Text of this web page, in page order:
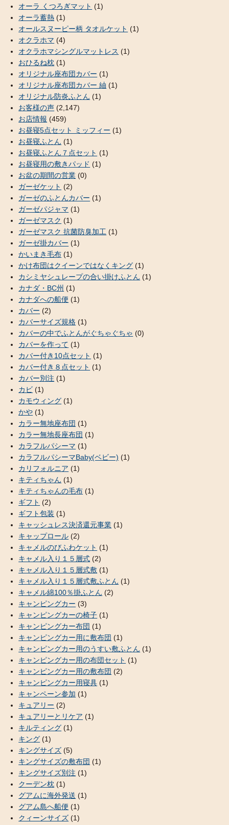
オーラ くつろぎマット (1)
オーラ蓄熱 (1)
オールスヌーピー柄 タオルケット (1)
オクラホマ (4)
オクラホマシングルマットレス (1)
おひるね枕 (1)
オリジナル座布団カバー (1)
オリジナル座布団カバー 紬 (1)
オリジナル防炎ふとん (1)
お客様の声 (2,147)
お店情報 (459)
お昼寝5点セット ミッフィー (1)
お昼寝ふとん (1)
お昼寝ふとん７点セット (1)
お昼寝用の敷きパッド (1)
お盆の期間の営業 (0)
ガーゼケット (2)
ガーゼのふとんカバー (1)
ガーゼパジャマ (1)
ガーゼマスク (1)
ガーゼマスク 抗菌防臭加工 (1)
ガーゼ掛カバー (1)
かいまき毛布 (1)
かけ布団はクイーンではなくキング (1)
カシミヤシュレープの合い掛けふとん (1)
カナダ・BC州 (1)
カナダへの船便 (1)
カバー (2)
カバーサイズ規格 (1)
カバーの中でふとんがぐちゃぐちゃ (0)
カバーを作って (1)
カバー付き10点セット (1)
カバー付き８点セット (1)
カバー別注 (1)
カビ (1)
カモウィング (1)
かや (1)
カラー無地座布団 (1)
カラー無地長座布団 (1)
カラフルパシーマ (1)
カラフルパシーマBaby(ベビー) (1)
カリフォルニア (1)
キティちゃん (1)
キティちゃんの毛布 (1)
ギフト (2)
ギフト包装 (1)
キャッシュレス決済還元事業 (1)
キャップロール (2)
キャメルのびふわケット (1)
キャメル入り１５層式 (2)
キャメル入り１５層式敷 (1)
キャメル入り１５層式敷ふとん (1)
キャメル綿100％掛ふとん (2)
キャンピングカー (3)
キャンピングカーの椅子 (1)
キャンピングカー布団 (1)
キャンピングカー用に敷布団 (1)
キャンピングカー用のうすい敷ふとん (1)
キャンピングカー用の布団セット (1)
キャンピングカー用の敷布団 (2)
キャンピングカー用寝具 (1)
キャンペーン参加 (1)
キュアリー (2)
キュアリーとリケア (1)
キルティング (1)
キング (1)
キングサイズ (5)
キングサイズの敷布団 (1)
キングサイズ別注 (1)
クーデン枕 (1)
グアムに海外発送 (1)
グアム島へ船便 (1)
クィーンサイズ (1)